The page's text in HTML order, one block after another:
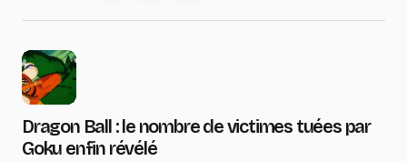
Dragon Ball : le nombre de victimes tuées par
Goku enfin révélé